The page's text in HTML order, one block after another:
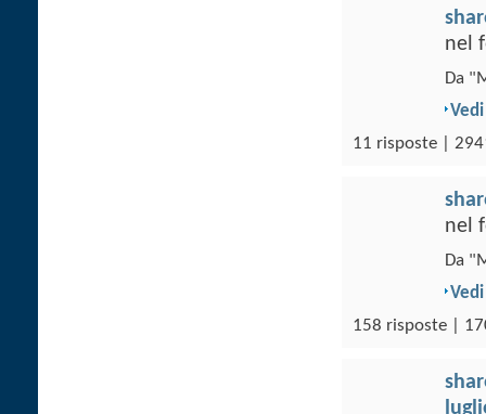
nel
Da
11 risposte |
nel
Da
158 risposte |